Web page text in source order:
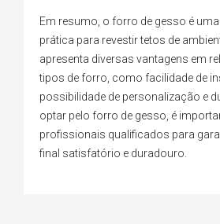
Em resumo, o forro de gesso é
prática para revestir tetos de
apresenta diversas vantagens em
tipos de forro, como facilidade de
possibilidade de personalização e
optar pelo forro de gesso, é
profissionais qualificados para
final satisfatório e duradouro.